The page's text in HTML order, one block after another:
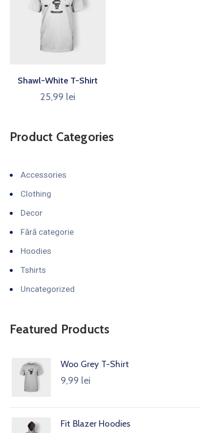
Shawl-White T-Shirt
25,99 lei
Product Categories
Accessories
Clothing
Decor
Fără categorie
Hoodies
Tshirts
Uncategorized
Featured Products
Woo Grey T-Shirt
9,99 lei
Fit Blazer Hoodies